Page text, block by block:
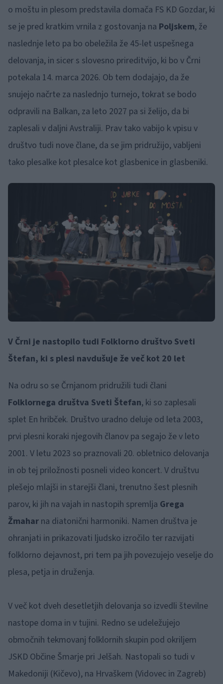
o moštu in plesom predstavila domača FS KD Gozdar, ki
se je pred kratkim vrnila z gostovanja na Poljskem, že
naslednje leto pa bo obeležila že 45-let uspešnega
delovanja, in sicer s slovesno prireditvijo, ki bo v Črni
potekala 14. marca 2026. Ob tem dodajajo, da že
snujejo načrte za naslednjo turnejo, tokrat se bodo
odpravili na Balkan, za leto 2027 pa si želijo, da bi
zaplesali v daljni Avstraliji. Prav tako vabijo k vpisu v
društvo tudi nove člane, da se jim pridružijo, vabljeni
tako plesalke kot plesalce kot glasbenice in glasbeniki.
V Črni je nastopilo tudi Folklorno društvo Sveti
Štefan, ki s plesi navdušuje že več kot 20 let
Na odru so se Črnjanom pridružili tudi člani
Folklornega društva Sveti Štefan, ki so zaplesali
splet En hribček. Društvo uradno deluje od leta 2003,
prvi plesni koraki njegovih članov pa segajo že v leto
2001. V letu 2023 so praznovali 20. obletnico delovanja
in ob tej priložnosti posneli video koncert. V društvu
plešejo mlajši in starejši člani, trenutno šest plesnih
parov, ki jih na vajah in nastopih spremlja Grega
Žmahar na diatonični harmoniki. Namen društva je
ohranjati in prikazovati ljudsko izročilo ter razvijati
folklorno dejavnost, pri tem pa jih povezujejo veselje do
plesa, petja in druženja.
V več kot dveh desetletjih delovanja so izvedli številne
nastope doma in v tujini. Redno se udeležujejo
območnih tekmovanj folklornih skupin pod okriljem
JSKD Občine Šmarje pri Jelšah. Nastopali so tudi v
Makedoniji (Kičevo), na Hrvaškem (Vidovec in Zagreb)